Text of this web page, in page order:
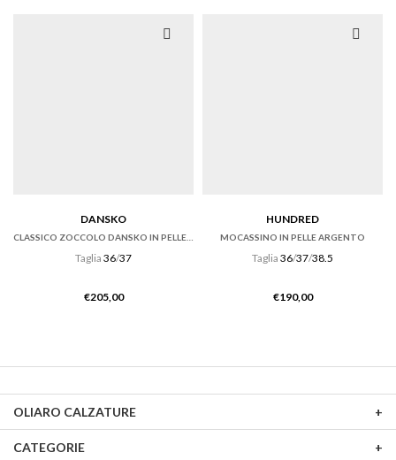
DANSKO
Taglia 36/37
€205,00
HUNDRED
MOCASSINO IN PELLE ARGENTO
Taglia 36/37/38.5
€190,00
OLIARO CALZATURE
CATEGORIE